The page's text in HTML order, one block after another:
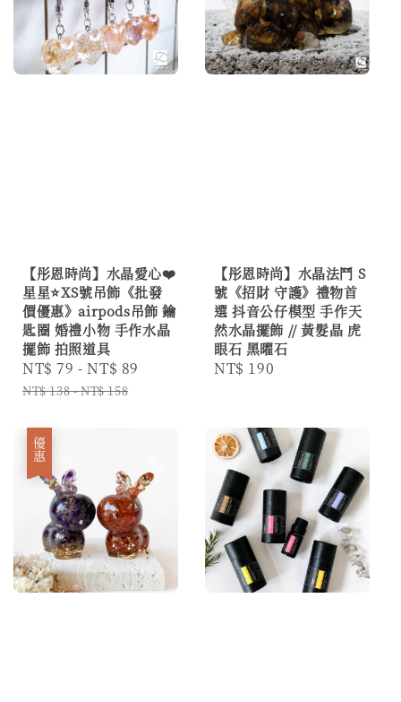
【彤恩時尚】水晶愛心❤️
星星⭐XS號吊飾《批發
價優惠》airpods吊飾 鑰
匙圈 婚禮小物 手作水晶
擺飾 拍照道具
Sale
price
NT$ 79 -NT$ 89
NT$ 138-NT$ 158
【彤恩時尚】水晶法鬥 S
號《招財 守護》禮物首
選 抖音公仔模型 手作天
然水晶擺飾 // 黃髮晶 虎
眼石 黑曜石
Regular
NT$ 190
優惠